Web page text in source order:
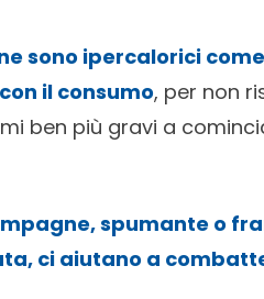
sono ipercalorici
il consumo, per non
ben più gravi a
spumante o
ci aiutano a